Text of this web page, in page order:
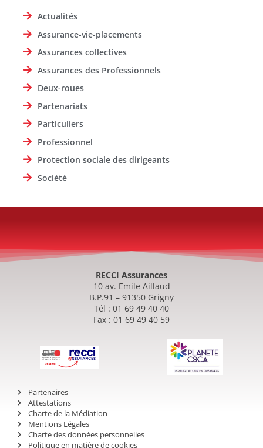
Actualités
Assurance-vie-placements
Assurances collectives
Assurances des Professionnels
Deux-roues
Partenariats
Particuliers
Professionnel
Protection sociale des dirigeants
Société
RECCI Assurances
10 av. Emile Aillaud
B.P.91 – 91350 Grigny
Tél : 01 69 49 40 40
Fax : 01 69 49 40 59
Partenaires
Attestations
Charte de la Médiation
Mentions Légales
Charte des données personnelles
Politique en matière de cookies